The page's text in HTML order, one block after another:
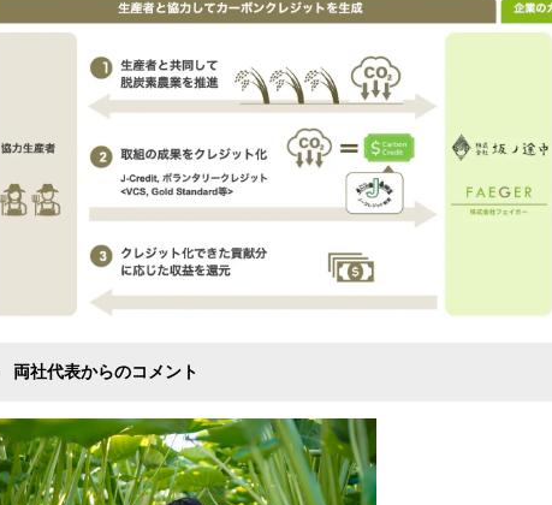
両社代表からのコメント